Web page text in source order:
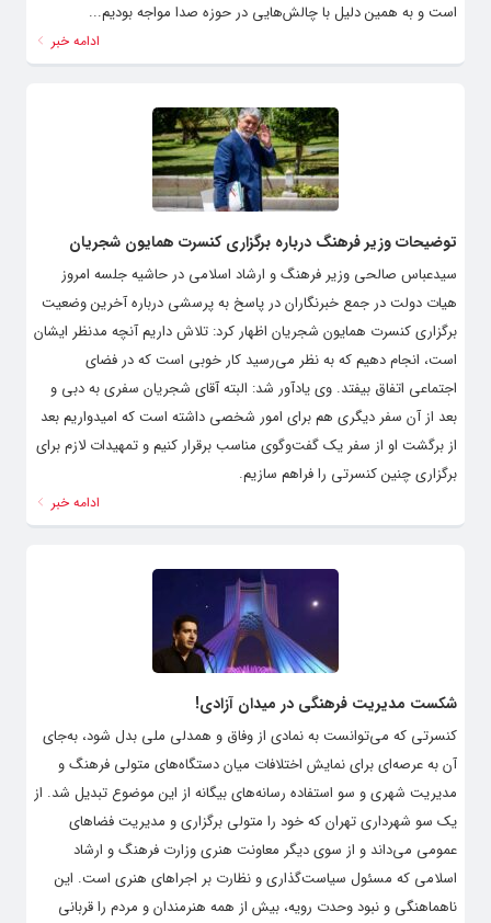
است و به همین دلیل با چالش‌هایی در حوزه صدا مواجه بودیم...
ادامه خبر
توضیحات وزیر فرهنگ درباره برگزاری کنسرت همایون شجریان
سیدعباس صالحی وزیر فرهنگ و ارشاد اسلامی در حاشیه جلسه امروز
هیات دولت در جمع خبرنگاران در پاسخ به پرسشی درباره آخرین وضعیت
برگزاری کنسرت همایون شجریان اظهار کرد: تلاش داریم آنچه مدنظر ایشان
است، انجام دهیم که به نظر می‌رسید کار خوبی است که در فضای
اجتماعی اتفاق بیفتد. وی یادآور شد: البته آقای شجریان سفری به دبی و
بعد از آن سفر دیگری هم برای امور شخصی داشته است که امیدواریم بعد
از برگشت او از سفر یک گفت‌وگوی مناسب برقرار کنیم و تمهیدات لازم برای
برگزاری چنین کنسرتی را فراهم سازیم.
ادامه خبر
شکست مدیریت فرهنگی در میدان آزادی!
کنسرتی که می‌توانست به نمادی از وفاق و همدلی ملی بدل شود، به‌جای
آن به عرصه‌ای برای نمایش اختلافات میان دستگاه‌های متولی فرهنگ و
مدیریت شهری و سو استفاده رسانه‌های بیگانه از این موضوع تبدیل شد. از
یک سو شهرداری تهران که خود را متولی برگزاری و مدیریت فضاهای
عمومی می‌داند و از سوی دیگر معاونت هنری وزارت فرهنگ و ارشاد
اسلامی که مسئول سیاست‌گذاری و نظارت بر اجراهای هنری است. این
ناهماهنگی و نبود وحدت رویه، بیش از همه هنرمندان و مردم را قربانی